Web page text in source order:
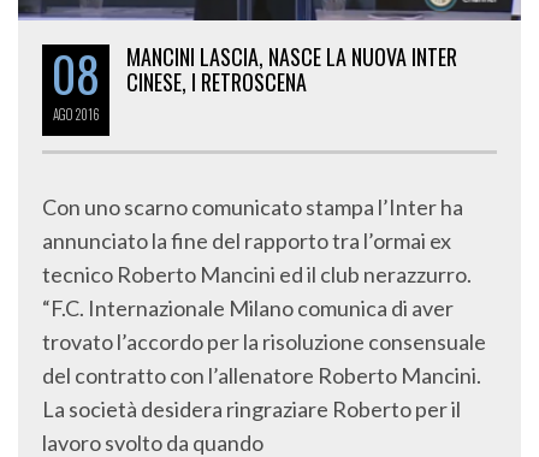
08
AGO2016
MANCINI LASCIA, NASCE LA NUOVA INTER
CINESE, I RETROSCENA
Con uno scarno comunicato stampa l’Inter ha
annunciato la fine del rapporto tra l’ormai ex
tecnico Roberto Mancini ed il club nerazzurro.
“F.C. Internazionale Milano comunica di aver
trovato l’accordo per la risoluzione consensuale
del contratto con l’allenatore Roberto Mancini.
La società desidera ringraziare Roberto per il
lavoro svolto da quando